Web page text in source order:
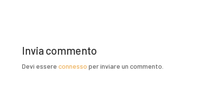
Invia commento
Devi essere connesso per inviare un commento.